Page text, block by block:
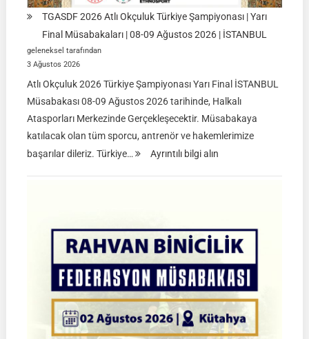
TGASDF 2026 Atlı Okçuluk Türkiye Şampiyonası | Yarı
Final Müsabakaları | 08-09 Ağustos 2026 | İSTANBUL
geleneksel tarafından
3 Ağustos 2026
Atlı Okçuluk 2026 Türkiye Şampiyonası Yarı Final İSTANBUL
Müsabakası 08-09 Ağustos 2026 tarihinde, Halkalı
Atasporları Merkezinde Gerçekleşecektir. Müsabakaya
katılacak olan tüm sporcu, antrenör ve hakemlerimize
başarılar dileriz. Türkiye…
Ayrıntılı bilgi alın:
Türkiye
Şampiyonası
Yarı
Final
Müsabakaları